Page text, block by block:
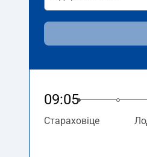
09:05
Стараховіце